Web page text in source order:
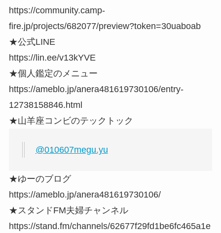
https://community.camp-
fire.jp/projects/682077/preview?token=30uaboab
★公式LINE
https://lin.ee/v13kYVE
★個人鑑定のメニュー
https://ameblo.jp/anera481619730106/entry-
12738158846.html
★山羊座コンビのテックトック
@010607megu.yu
★ゆーのブログ
https://ameblo.jp/anera481619730106/
★スタンドFM夫婦チャンネル
https://stand.fm/channels/62677f29fd1be6fc465a1e